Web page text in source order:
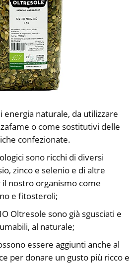
energia naturale, da utilizzare
o come sostitutivi delle
confezionate.
sono ricchi di diversi
zinco e selenio e di altre
nostro organismo come
e fitosteroli;
Oltresole sono già sgusciati e
al naturale;
essere aggiunti anche al
per donare un gusto più ricco e